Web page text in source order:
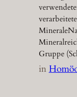
Gruppe
in